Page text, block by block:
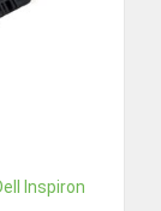
Inspiron